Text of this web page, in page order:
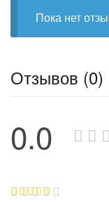
Пока нет
Отзывов (0)
0.0